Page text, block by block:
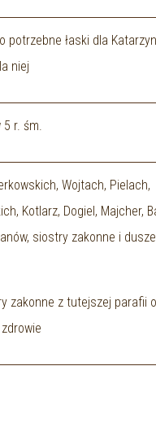
potrzebne łaski dla
niej
r. śm.
Wojtach, Pielach,
Kotlarz, Dogiel, Majcher,
siostry zakonne i
zakonne z tutejszej parafii o